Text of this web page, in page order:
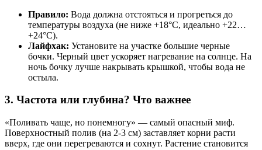
Правило: Вода должна отстояться и прогреться до
температуры воздуха (не ниже +18°С, идеально +22…
+24°С).
Лайфхак: Установите на участке большие черные
бочки. Черный цвет ускоряет нагревание на солнце. На
ночь бочку лучше накрывать крышкой, чтобы вода не
остыла.
3. Частота или глубина? Что важнее
«Поливать чаще, но понемногу» — самый опасный миф.
Поверхностный полив (на 2-3 см) заставляет корни расти
вверх, где они перегреваются и сохнут. Растение становится